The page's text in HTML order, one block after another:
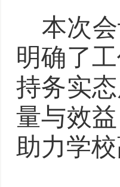
本次
明确了
持务实
量与效
助力学校